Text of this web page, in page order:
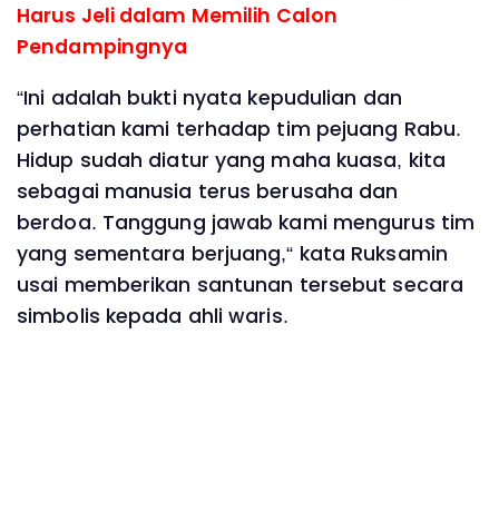
Harus Jeli dalam Memilih Calon
Pendampingnya
“Ini adalah bukti nyata kepudulian dan
perhatian kami terhadap tim pejuang Rabu.
Hidup sudah diatur yang maha kuasa, kita
sebagai manusia terus berusaha dan
berdoa. Tanggung jawab kami mengurus tim
yang sementara berjuang,“ kata Ruksamin
usai memberikan santunan tersebut secara
simbolis kepada ahli waris.